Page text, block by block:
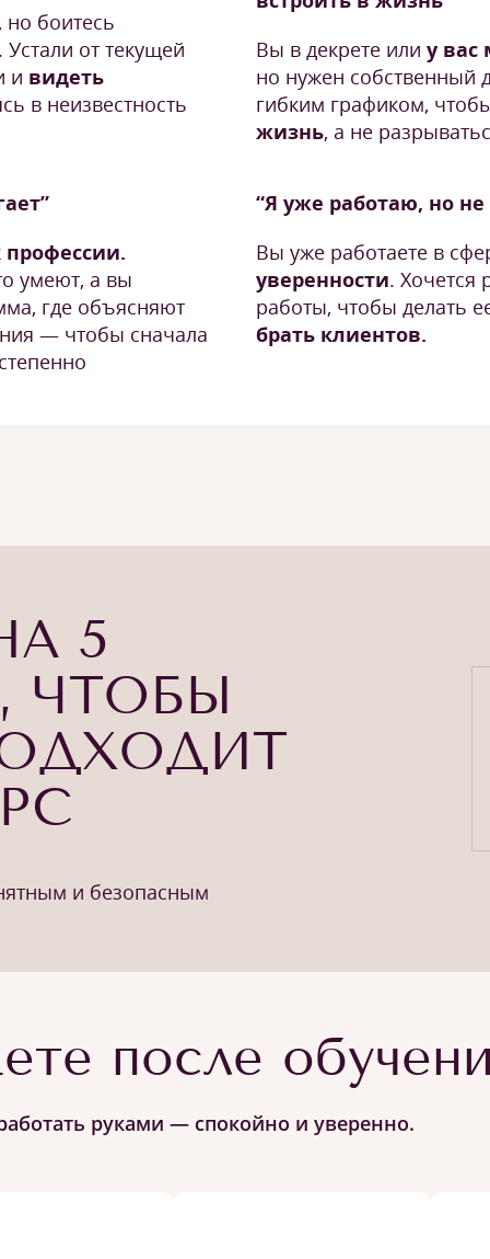
но боитесь
от текущей
и видеть
в неизвестность
Вы в декрете или у вас
но нужен собственный
гибким графиком,
жизнь, а не
умеют, а вы
где объясняют
— чтобы сначала
“Я уже работаю, но
Вы уже работаете в
уверенности. Хочется
работы, чтобы делать
брать клиентов.
5
ЧТОБЫ
и безопасным
после
руками — спокойно и уверенно.